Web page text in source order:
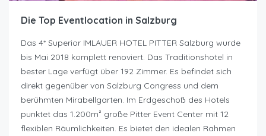
Die Top Eventlocation in Salzburg
Das 4* Superior IMLAUER HOTEL PITTER Salzburg wurde
bis Mai 2018 komplett renoviert. Das Traditionshotel in
bester Lage verfügt über 192 Zimmer. Es befindet sich
direkt gegenüber von Salzburg Congress und dem
berühmten Mirabellgarten. Im Erdgeschoß des Hotels
punktet das 1.200m² große Pitter Event Center mit 12
flexiblen Räumlichkeiten. Es bietet den idealen Rahmen